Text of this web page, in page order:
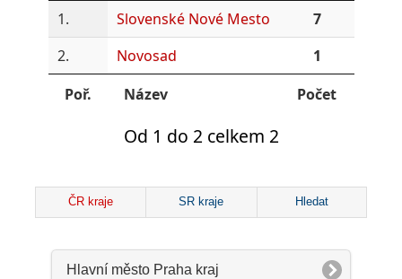
1.
Slovenské Nové Mesto
7
2.
Novosad
1
Poř.
Název Počet
Od 1 do 2 celkem 2
ČR kraje SR kraje Hledat
Hlavní město Praha kraj